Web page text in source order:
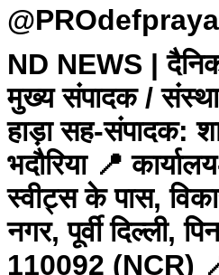
ND NEWS | दैनिक
मुख्य संपादक /
हाड़ा सह-संपादक:
भदौरिया 📍
स्वीट्स के पास,
नगर, पूर्वी दिल्ली,
110092 (NCR)